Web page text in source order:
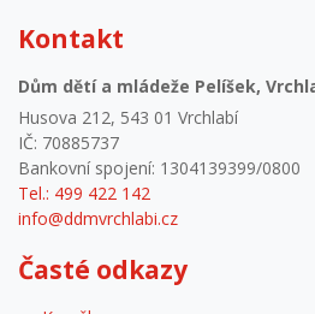
Kontakt
Dům dětí a mládeže Pelíšek,
Husova 212, 543 01 Vrchlabí
IČ: 70885737
Bankovní spojení: 1304139399/0800
Tel.: 499 422 142
info@ddmvrchlabi.cz
Časté odkazy